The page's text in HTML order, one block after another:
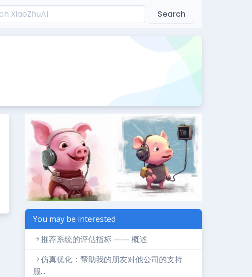
Search
You may be interested
推荐系统的评估指标 —— 概述
仿真优化：帮助我的朋友对他公司的支持
服...